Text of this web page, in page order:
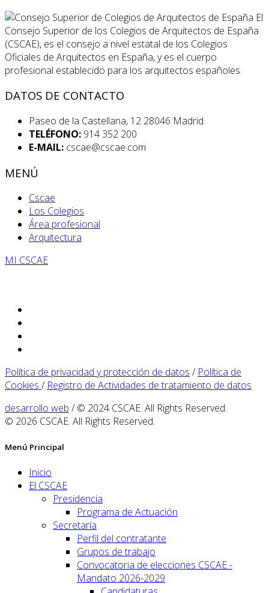
El
Consejo Superior de los Colegios de Arquitectos de España
(CSCAE), es el consejo a nivel estatal de los Colegios
Oficiales de Arquitectos en España, y es el cuerpo
profesional establecido para los arquitectos españoles.
DATOS DE CONTACTO
Paseo de la Castellana, 12 28046 Madrid
TELÉFONO: 914 352 200
E-MAIL: cscae@cscae.com
MENÚ
Cscae
Los Colegios
Área profesional
Arquitectura
MI CSCAE
Política de privacidad y protección de datos / Política de
Cookies / Registro de Actividades de tratamiento de datos
desarrollo web / © 2024 CSCAE. All Rights Reserved.
© 2026 CSCAE. All Rights Reserved.
Menú Principal
Inicio
El CSCAE
Presidencia
Programa de Actuación
Secretaría
Perfil del contratante
Grupos de trabajo
Convocatoria de elecciones CSCAE -
Mandato 2026-2029